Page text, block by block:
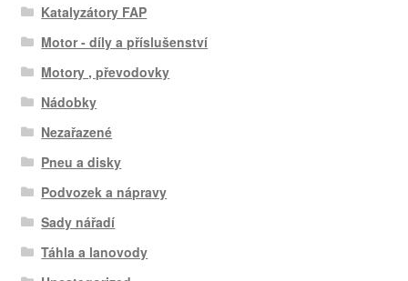
Katalyzátory FAP
Motor - díly a příslušenství
Motory , převodovky
Nádobky
Nezařazené
Pneu a disky
Podvozek a nápravy
Sady nářadí
Táhla a lanovody